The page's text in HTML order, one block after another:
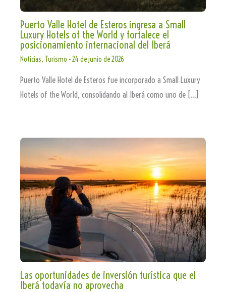
Puerto Valle Hotel de Esteros ingresa a Small
Luxury Hotels of the World y fortalece el
posicionamiento internacional del Iberá
Noticias, Turismo •24 de junio de 2026
Puerto Valle Hotel de Esteros fue incorporado a Small Luxury
Hotels of the World, consolidando al Iberá como uno de […]
Las oportunidades de inversión turística que el
Iberá todavía no aprovecha